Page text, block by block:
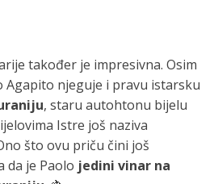
također je impresivna. Osim
Agapito njeguje i pravu istarsku
, staru autohtonu bijelu
Istre još naziva
što ovu priču čini još
da je Paolo jedini vinar na